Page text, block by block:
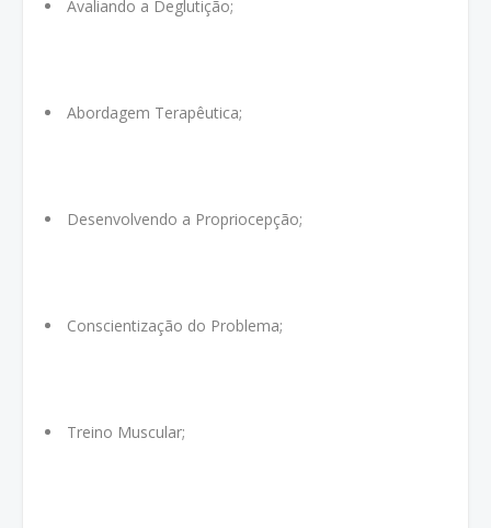
Avaliando a Deglutição;
Abordagem Terapêutica;
Desenvolvendo a Propriocepção;
Conscientização do Problema;
Treino Muscular;